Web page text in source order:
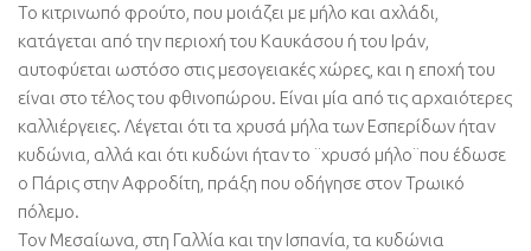
Το κιτρινωπό φρούτο, που μοιάζει με μήλο και αχλάδι,
κατάγεται από την περιοχή του Καυκάσου ή του Ιράν,
αυτοφύεται ωστόσο στις μεσογειακές χώρες, και η εποχή του
είναι στο τέλος του φθινοπώρου. Είναι μία από τις αρχαιότερες
καλλιέργειες. Λέγεται ότι τα χρυσά μήλα των Εσπερίδων ήταν
κυδώνια, αλλά και ότι κυδώνι ήταν το ¨χρυσό μήλο¨που έδωσε
ο Πάρις στην Αφροδίτη, πράξη που οδήγησε στον Τρωικό
πόλεμο.
Τον Μεσαίωνα, στη Γαλλία και την Ισπανία, τα κυδώνια